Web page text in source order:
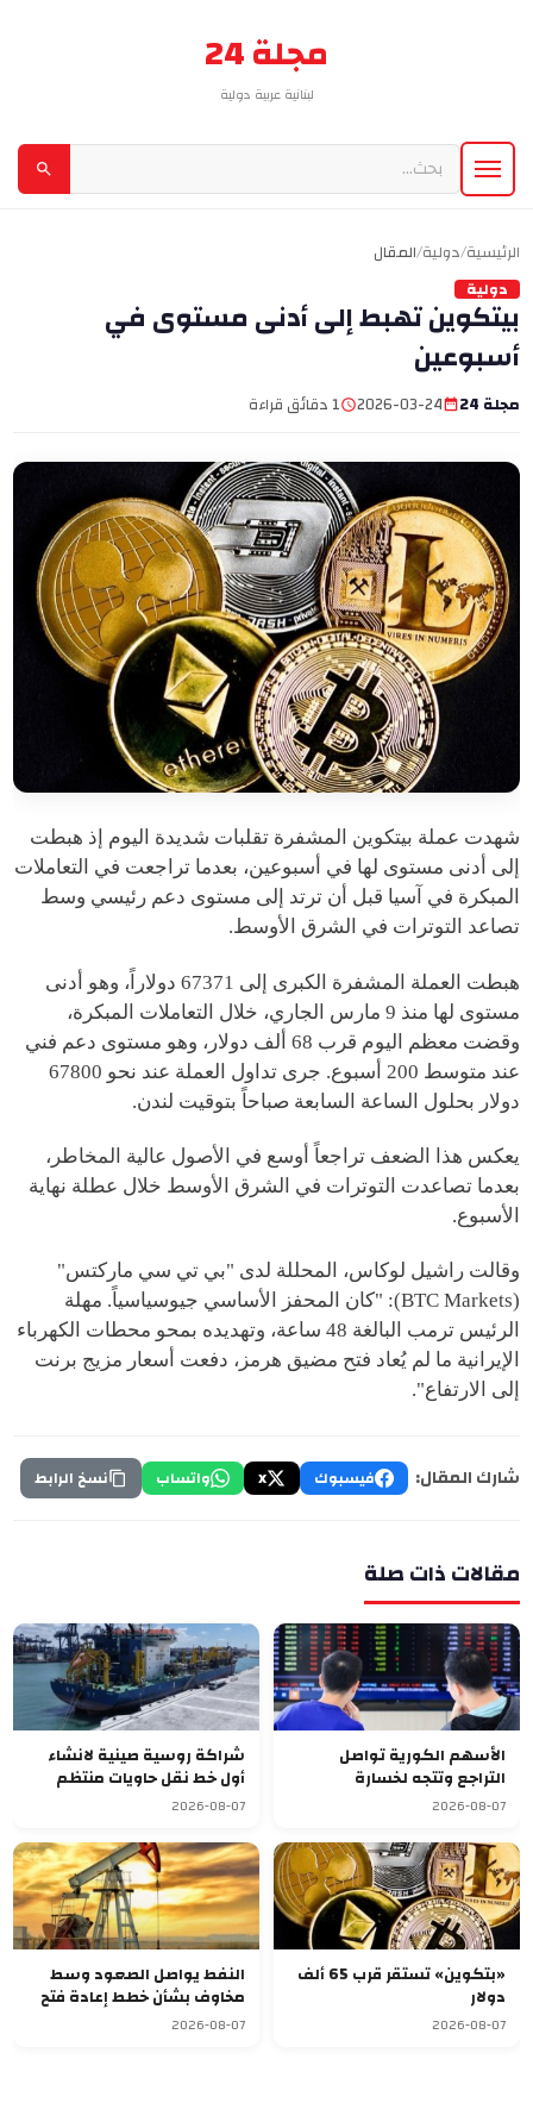
مجلة 24
لبنانية عربية دولية
الرئيسية/دولية/المقال
دولية
بيتكوين تهبط إلى أدنى مستوى في
أسبوعين
مجلة 24 2026-03-24 1 دقائق قراءة
شهدت عملة بيتكوين المشفرة تقلبات شديدة اليوم إذ هبطت
إلى أدنى مستوى لها في أسبوعين، بعدما تراجعت في التعاملات
المبكرة في آسيا قبل أن ترتد إلى مستوى دعم رئيسي وسط
تصاعد التوترات في الشرق الأوسط.
هبطت العملة المشفرة الكبرى إلى 67371 دولاراً، وهو أدنى
مستوى لها منذ 9 مارس الجاري، خلال التعاملات المبكرة،
وقضت معظم اليوم قرب 68 ألف دولار، وهو مستوى دعم فني
عند متوسط 200 أسبوع. جرى تداول العملة عند نحو 67800
دولار بحلول الساعة السابعة صباحاً بتوقيت لندن.
يعكس هذا الضعف تراجعاً أوسع في الأصول عالية المخاطر،
بعدما تصاعدت التوترات في الشرق الأوسط خلال عطلة نهاية
الأسبوع.
وقالت راشيل لوكاس، المحللة لدى "بي تي سي ماركتس"
(BTC Markets): "كان المحفز الأساسي جيوسياسياً. مهلة
الرئيس ترمب البالغة 48 ساعة، وتهديده بمحو محطات الكهرباء
الإيرانية ما لم يُعاد فتح مضيق هرمز، دفعت أسعار مزيج برنت
إلى الارتفاع".
شارك المقال: فيسبوك X واتساب نسخ الرابط
مقالات ذات صلة
الأسهم الكورية تواصل
التراجع وتتجه لخسارة
أسبوعية سابعة
2026-08-07
شراكة روسية صينية لانشاء
أول خط نقل حاويات منتظم
يربط آسيا بأوروبا
2026-08-07
«بتكوين» تستقر قرب 65 ألف
دولار
2026-08-07
النفط يواصل الصعود وسط
مخاوف بشأن خطط إعادة فتح
مضيق هرمز
2026-08-07